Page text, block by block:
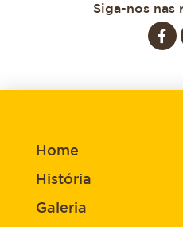
Siga-nos nas
Home
História
Galeria